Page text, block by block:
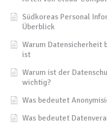
Südkoreas Personal
Überblick
Warum Datensicherheit
ist
Warum ist der
wichtig?
Was bedeutet
Was bedeutet